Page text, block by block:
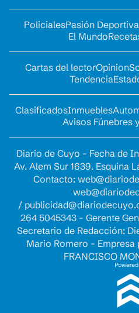
PolicialesPasión Deportiva
El Mundo
Cartas del lectorOpinion
Tendencia
ClasificadosInmuebles
Avisos Fúnebres
Diario de Cuyo - Fecha de
Av. Alem Sur 1639. Esquina
Contacto:
/
264 5045343 - Gerente
Secretario de Redacción:
Mario Romero -
FRANCISCO